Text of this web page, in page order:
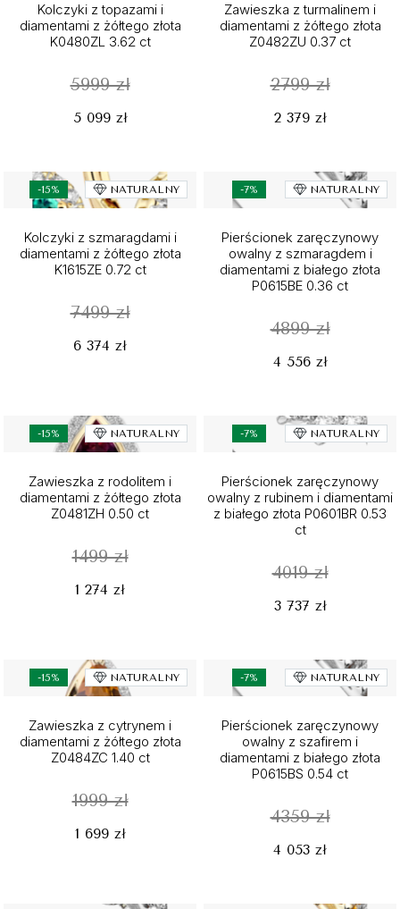
Kolczyki z topazami i
diamentami z żółtego złota
K0480ZL 3.62 ct
5999 zł
5 099 zł
Zawieszka z turmalinem i
diamentami z żółtego złota
Z0482ZU 0.37 ct
2799 zł
2 379 zł
-15% NATURALNY
Kolczyki z szmaragdami i
diamentami z żółtego złota
K1615ZE 0.72 ct
7499 zł
6 374 zł
-7% NATURALNY
Pierścionek zaręczynowy
owalny z szmaragdem i
diamentami z białego złota
P0615BE 0.36 ct
4899 zł
4 556 zł
-15% NATURALNY
Zawieszka z rodolitem i
diamentami z żółtego złota
Z0481ZH 0.50 ct
1499 zł
1 274 zł
-7% NATURALNY
Pierścionek zaręczynowy
owalny z rubinem i diamentami
z białego złota P0601BR 0.53
ct
4019 zł
3 737 zł
-15% NATURALNY
Zawieszka z cytrynem i
diamentami z żółtego złota
Z0484ZC 1.40 ct
1999 zł
1 699 zł
-7% NATURALNY
Pierścionek zaręczynowy
owalny z szafirem i
diamentami z białego złota
P0615BS 0.54 ct
4359 zł
4 053 zł